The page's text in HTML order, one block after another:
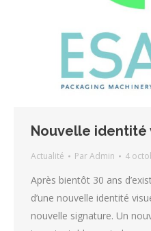
Nouvelle identité
Actualité ParAdmin 4
Après bientôt 30 ans
d’une nouvelle identité
nouvelle signature. Un